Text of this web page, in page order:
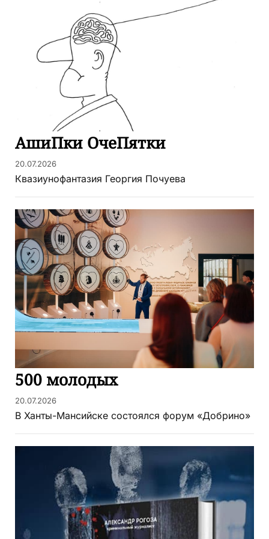
АшиПки ОчеПятки
20.07.2026
Квазиунофантазия Георгия Почуева
500 молодых
20.07.2026
В Ханты-Мансийске состоялся форум «Добрино»